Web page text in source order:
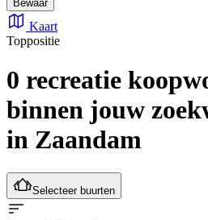
Bewaar
Kaart
Toppositie
0 recreatie
binnen jouw
in Zaandam
Selecteer buurten